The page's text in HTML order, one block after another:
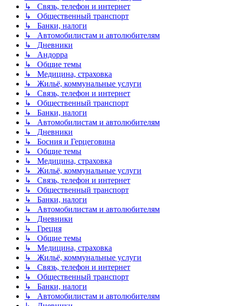
↳ Связь, телефон и интернет
↳ Общественный транспорт
↳ Банки, налоги
↳ Автомобилистам и автолюбителям
↳ Дневники
↳ Андорра
↳ Общие темы
↳ Медицина, страховка
↳ Жильё, коммунальные услуги
↳ Связь, телефон и интернет
↳ Общественный транспорт
↳ Банки, налоги
↳ Автомобилистам и автолюбителям
↳ Дневники
↳ Босния и Герцеговина
↳ Общие темы
↳ Медицина, страховка
↳ Жильё, коммунальные услуги
↳ Связь, телефон и интернет
↳ Общественный транспорт
↳ Банки, налоги
↳ Автомобилистам и автолюбителям
↳ Дневники
↳ Греция
↳ Общие темы
↳ Медицина, страховка
↳ Жильё, коммунальные услуги
↳ Связь, телефон и интернет
↳ Общественный транспорт
↳ Банки, налоги
↳ Автомобилистам и автолюбителям